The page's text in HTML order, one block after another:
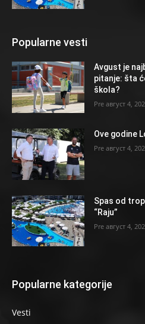
Popularne vesti
Avgust je
pitanje: šta
škola?
август 4,
Ove godine
август 4,
Spas od
“Raju”
август 4,
Popularne kategorije
Vesti